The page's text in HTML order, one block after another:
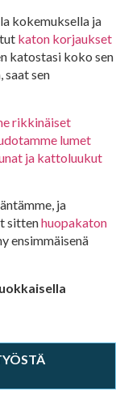
kokemuksella ja
katon korjaukset
katostasi koko sen
saat sen
rikkinäiset
lumet
ja kattoluukut
ja
sittenhuopakaton
ensimmäisenä